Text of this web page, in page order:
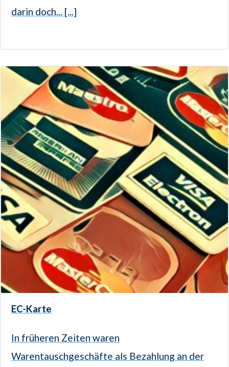
darin doch... [...]
EC-Karte
In früheren Zeiten waren
Warentauschgeschäfte als Bezahlung an der